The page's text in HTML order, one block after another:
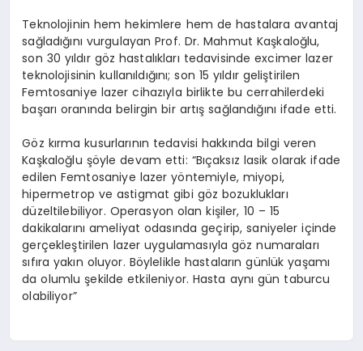
Teknolojinin hem hekimlere hem de hastalara avantaj
sağladığını vurgulayan Prof. Dr. Mahmut Kaşkaloğlu,
son 30 yıldır göz hastalıkları tedavisinde excimer lazer
teknolojisinin kullanıldığını; son 15 yıldır geliştirilen
Femtosaniye lazer cihazıyla birlikte bu cerrahilerdeki
başarı oranında belirgin bir artış sağlandığını ifade etti.
Göz kırma kusurlarının tedavisi hakkında bilgi veren
Kaşkaloğlu şöyle devam etti: “Bıçaksız lasik olarak ifade
edilen Femtosaniye lazer yöntemiyle, miyopi,
hipermetrop ve astigmat gibi göz bozuklukları
düzeltilebiliyor. Operasyon olan kişiler, 10 – 15
dakikalarını ameliyat odasında geçirip, saniyeler içinde
gerçekleştirilen lazer uygulamasıyla göz numaraları
sıfıra yakın oluyor. Böylelikle hastaların günlük yaşamı
da olumlu şekilde etkileniyor. Hasta aynı gün taburcu
olabiliyor”